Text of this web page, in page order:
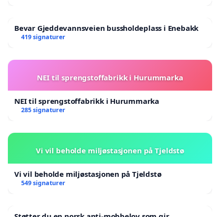
Bevar Gjeddevannsveien bussholdeplass i Enebakk
419 signaturer
NEI til sprengstoffabrikk i Hurummarka
NEI til sprengstoffabrikk i Hurummarka
285 signaturer
Vi vil beholde miljøstasjonen på Tjeldstø
Vi vil beholde miljøstasjonen på Tjeldstø
549 signaturer